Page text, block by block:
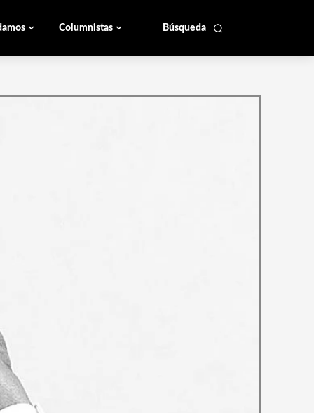
Búsqueda
Columnistas